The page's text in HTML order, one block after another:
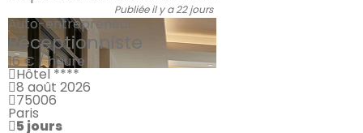
Publiée il y a 22 jours
Auto-entrepreneur
Réceptionniste
16 € / heure
Hôtel ****
8 août 2026
75006
Paris
5 jours